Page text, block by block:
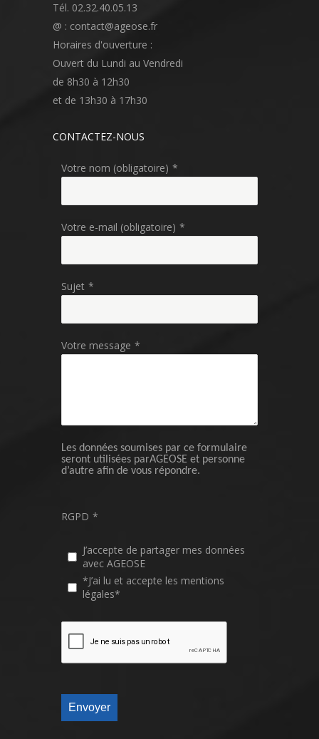
Tél. 02.32.40.05.13
@ : contact@ageose.fr
Horaires d'ouverture :
Ouvert du Lundi au Vendredi
de 8h30 à 12h30
et de 13h30 à 17h30
CONTACTEZ-NOUS
Votre nom (obligatoire) *
Votre e-mail (obligatoire) *
Sujet *
Votre message *
Les données soumises par ce formulaire
seront utilisées parAGEOSE et personne
d’autre afin de vous répondre.
RGPD *
J’accepte de partager mes données
avec AGEOSE
*J’ai lu et accepte les mentions
légales*
Envoyer